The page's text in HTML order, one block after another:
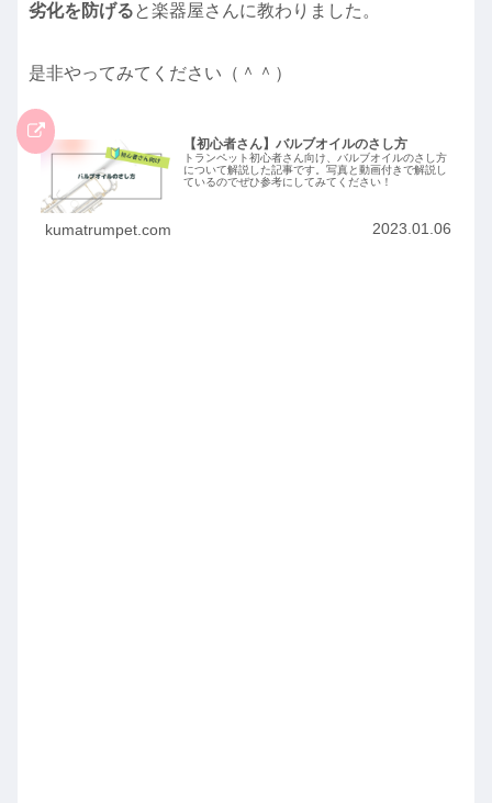
劣化を防げると楽器屋さんに教わりました。
是非やってみてください（＾＾）
【初心者さん】バルブオイルのさし方
トランペット初心者さん向け、バルブオイルのさし方
について解説した記事です。写真と動画付きで解説し
ているのでぜひ参考にしてみてください！
kumatrumpet.com 2023.01.06